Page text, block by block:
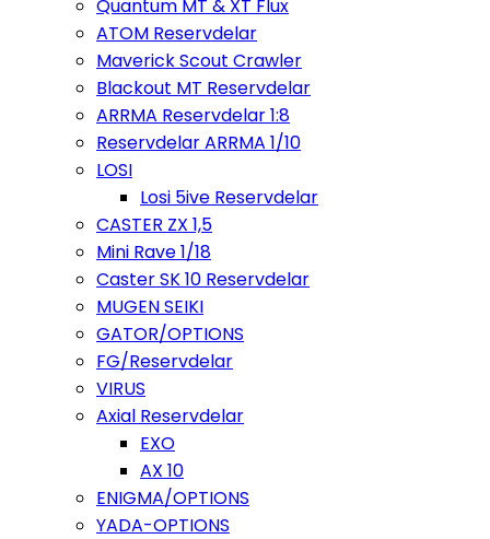
Quantum MT & XT Flux
ATOM Reservdelar
Maverick Scout Crawler
Blackout MT Reservdelar
ARRMA Reservdelar 1:8
Reservdelar ARRMA 1/10
LOSI
Losi 5ive Reservdelar
CASTER ZX 1,5
Mini Rave 1/18
Caster SK 10 Reservdelar
MUGEN SEIKI
GATOR/OPTIONS
FG/Reservdelar
VIRUS
Axial Reservdelar
EXO
AX 10
ENIGMA/OPTIONS
YADA-OPTIONS